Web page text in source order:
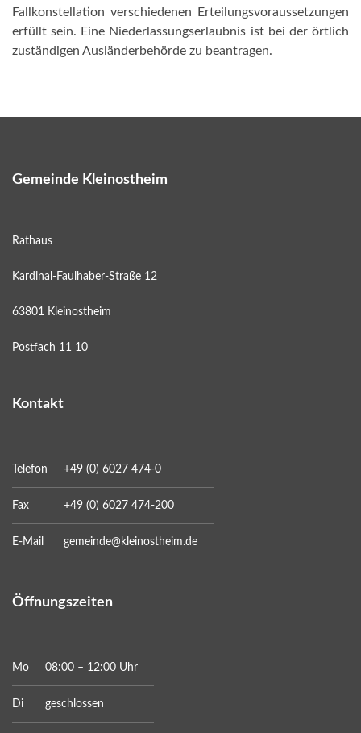
Fallkonstellation verschiedenen Erteilungsvoraussetzungen
erfüllt sein. Eine Niederlassungserlaubnis ist bei der örtlich
zuständigen Ausländerbehörde zu beantragen.
Gemeinde Kleinostheim
Rathaus
Kardinal-Faulhaber-Straße 12
63801 Kleinostheim
Postfach 11 10
Kontakt
Telefon +49 (0) 6027 474-0
Fax +49 (0) 6027 474-200
E-Mail gemeinde@kleinostheim.de
Öffnungszeiten
Mo 08:00 – 12:00 Uhr
Di geschlossen